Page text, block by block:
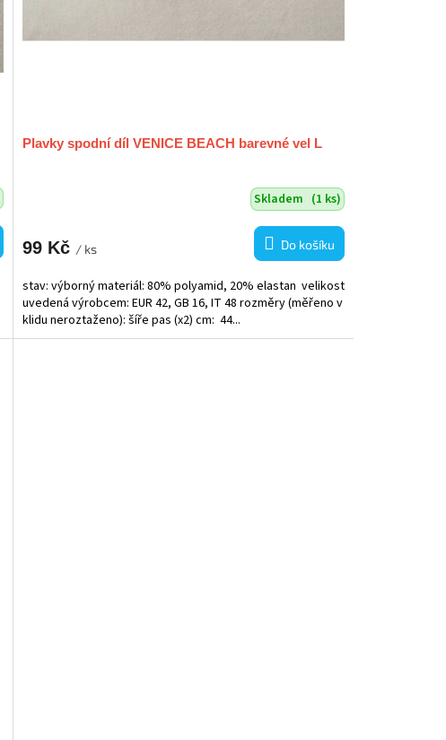
Plavky spodní díl VENICE BEACH barevné vel L
Skladem (1 ks)
99 Kč / ks Do košíku
stav: výborný materiál: 80% polyamid, 20% elastan velikost
uvedená výrobcem: EUR 42, GB 16, IT 48 rozměry (měřeno v
klidu neroztaženo): šíře pas (x2) cm: 44...